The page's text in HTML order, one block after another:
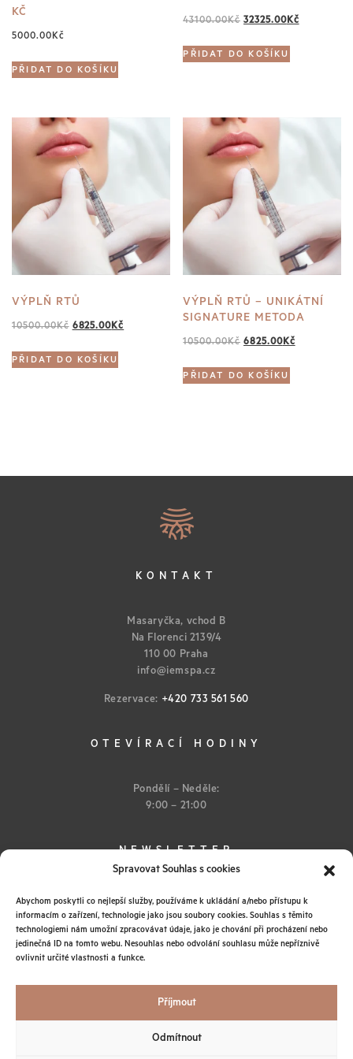
Spravovat Souhlas s cookies
Abychom poskytli co nejlepší služby, používáme k ukládání a/nebo přístupu k
informacím o zařízení, technologie jako jsou soubory cookies. Souhlas s těmito
technologiemi nám umožní zpracovávat údaje, jako je chování při procházení nebo
jedinečná ID na tomto webu. Nesouhlas nebo odvolání souhlasu může nepříznivě
ovlivnit určité vlastnosti a funkce.
Příjmout
Odmítnout
KČ
5000.00 Kč
PŘIDAT DO KOŠÍKU
43100.00Kč Original
was:
32325.00KčCurrent
PŘIDAT DO KOŠÍKU
VÝPLŇ RTŮ
10500.00Kč Original
was:
6825.00 Kč
PŘIDAT DO KOŠÍKU
VÝPLŇ RTŮ – UNIKÁTNÍ
SIGNATURE METODA
10500.00Kč Original
was:
6825.00KčCurrent
PŘIDAT DO KOŠÍKU
KONTAKT
Masaryčka, vchod B
Na Florenci 2139/4
110 00 Praha
info@iemspa.cz
Rezervace: +420 733 561 560
OTEVÍRACÍ HODINY
Pondělí – Neděle:
9:00 – 21:00
NEWSLETTER
Instagram Obchodní podmínky
© 2026 IEM SPA
Všechna práva vyhrazena